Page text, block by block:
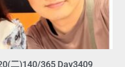
二)140/365 Day3409